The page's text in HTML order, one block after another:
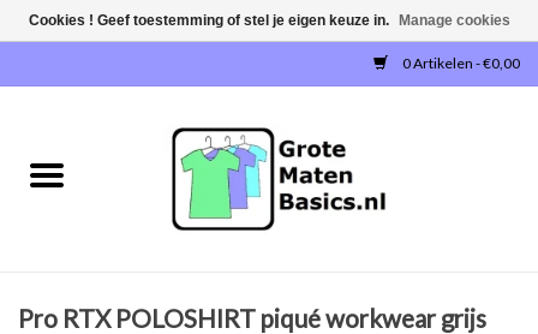
0 Artikelen - €0,00
NIEUW!
SWEATERS / SWEATVESTEN
Pro RTX POLOSHIRT piqué workwear grijs
Cookies ! Geef toestemming of stel je eigen keuze in. Manage cookies